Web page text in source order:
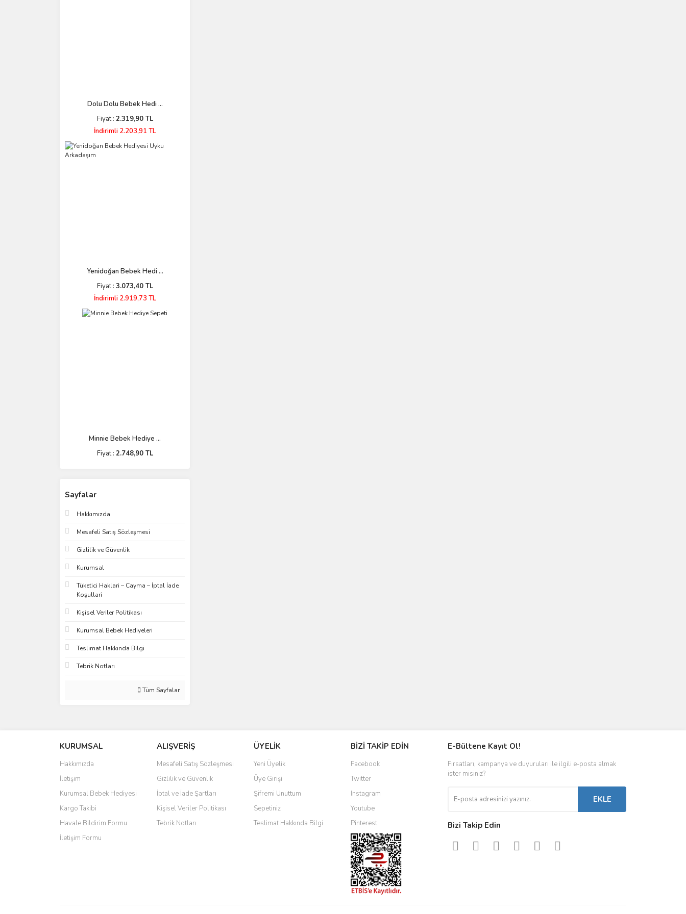
Dolu Dolu Bebek Hedi ...
Fiyat : 2.319,90 TL
İndirimli 2.203,91 TL
Yenidoğan Bebek Hedi ...
Fiyat : 3.073,40 TL
İndirimli 2.919,73 TL
Minnie Bebek Hediye ...
Fiyat : 2.748,90 TL
Sayfalar
Hakkımızda
Mesafeli Satış Sözleşmesi
Gizlilik ve Güvenlik
Kurumsal
Tüketici Haklari – Cayma – İptal İade
Koşullari
Kişisel Veriler Politikası
Kurumsal Bebek Hediyeleri
Teslimat Hakkında Bilgi
Tebrik Notları
Tüm Sayfalar
KURUMSAL
Hakkımızda
İletişim
Kurumsal Bebek Hediyesi
Kargo Takibi
Havale Bildirim Formu
İletişim Formu
ALIŞVERİŞ
Mesafeli Satış Sözleşmesi
Gizlilik ve Güvenlik
İptal ve İade Şartları
Kişisel Veriler Politikası
Tebrik Notları
ÜYELİK
Yeni Üyelik
Üye Girişi
Şifremi Unuttum
Sepetiniz
Teslimat Hakkında Bilgi
BİZİ TAKİP EDİN
Facebook
Twitter
Instagram
Youtube
Pinterest
E-Bültene Kayıt Ol!
Fırsatları, kampanya ve duyuruları ile ilgili e-posta almak
ister misiniz?
EKLE
Bizi Takip Edin